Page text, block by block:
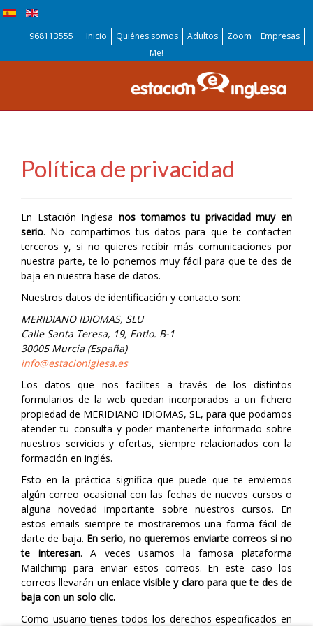
968113555 Inicio Quiénes somos Adultos Zoom
Empresas
Me!
Política de privacidad
En Estación Inglesa nos tomamos tu privacidad muy en
serio. No compartimos tus datos para que te contacten
terceros y, si no quieres recibir más comunicaciones por
nuestra parte, te lo ponemos muy fácil para que te des de
baja en nuestra base de datos.
Nuestros datos de identificación y contacto son:
MERIDIANO IDIOMAS, SLU
Calle Santa Teresa, 19, Entlo. B-1
30005 Murcia (España)
info@estacioniglesa.es
Los datos que nos facilites a través de los distintos
formularios de la web quedan incorporados a un fichero
propiedad de MERIDIANO IDIOMAS, SL, para que podamos
atender tu consulta y poder mantenerte informado sobre
nuestros servicios y ofertas, siempre relacionados con la
formación en inglés.
Esto en la práctica significa que puede que te enviemos
algún correo ocasional con las fechas de nuevos cursos o
alguna novedad importante sobre nuestros cursos. En
estos emails siempre te mostraremos una forma fácil de
darte de baja. En serio, no queremos enviarte correos si no
te interesan. A veces usamos la famosa plataforma
Mailchimp para enviar estos correos. En este caso los
correos llevarán un enlace visible y claro para que te des de
baja con un solo clic.
Como usuario tienes todos los derechos especificados en